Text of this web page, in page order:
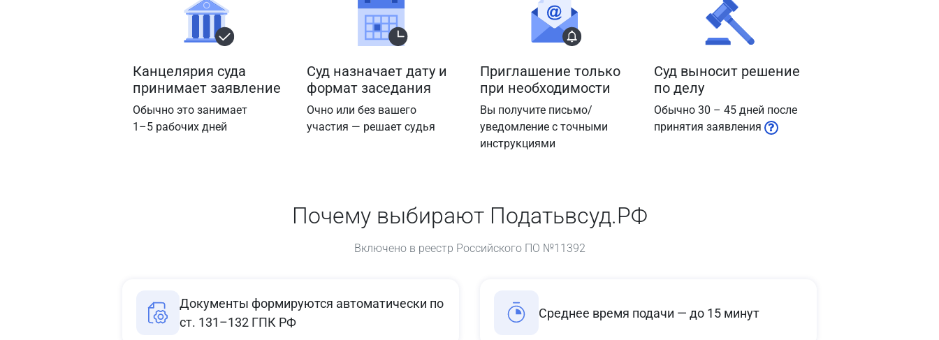
Канцелярия суда
принимает заявление
Обычно это занимает
1–5 рабочих дней
Суд назначает дату и
формат заседания
Очно или без вашего
участия — решает судья
Приглашение только
при необходимости
Вы получите письмо/
уведомление с точными
инструкциями
Суд выносит решение
по делу
Обычно 30 – 45 дней после
принятия заявления
Почему выбирают Податьвсуд.РФ
Включено в реестр Российского ПО №11392
Документы формируются автоматически по
ст. 131–132 ГПК РФ
Среднее время подачи — до 15 минут